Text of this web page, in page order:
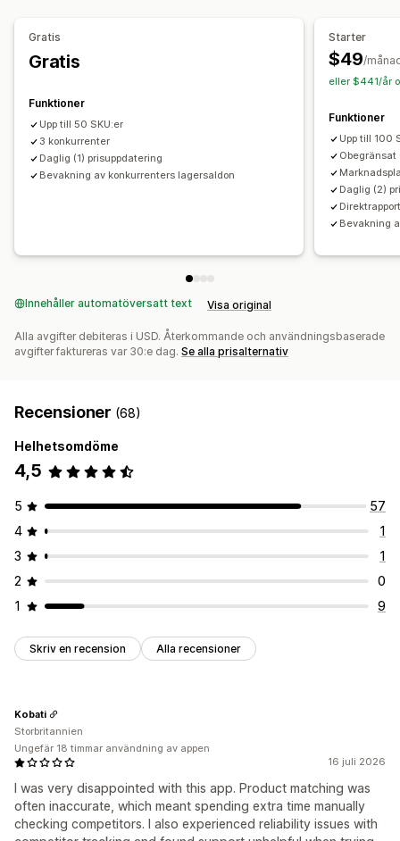
Analysverktyg
Gratis
Gratis
Funktioner
Upp till 50 SKU:er
3 konkurrenter
Daglig (1) prisuppdatering
Bevakning av konkurrenters lagersaldon
Starter
$49/
eller $441/år
Funktioner
Upp till 100
Daglig (2)
Bevakning
Innehåller automatöversatt text Visa original
Alla avgifter debiteras i USD. Återkommande och användningsbaserade
avgifter faktureras var 30:e dag. Se alla prisalternativ
Recensioner (68)
Helhetsomdöme
4,5
5
57
4
1
3
1
2
0
1
9
Skriv en recension Alla recensioner
16 juli 2026
I was very disappointed with this app. Product matching was
often inaccurate, which meant spending extra time manually
checking competitors. I also experienced reliability issues with
Kobati
Storbritannien
Ungefär 18 timmar användning av appen